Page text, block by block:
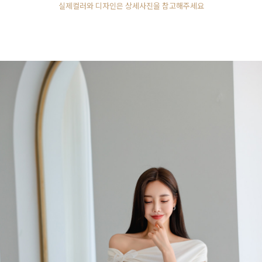
실제컬러와 디자인은 상세사진을 참고해주세요